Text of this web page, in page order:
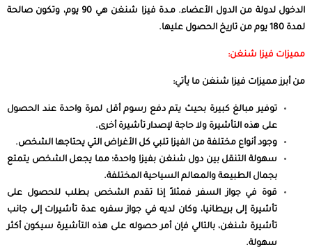
الدخول لدولة من الدول الأعضاء. مـدة فيزا شنغن هي 90 يوم، وتكون صالحة
لمدة 180 يوم من تاريخ الحصول عليها.
مميزات فيزا شنغن:
من أبرز مميزات فيزا شنغن ما يأتي:
توفير مبالغ كبيرة بحيث يتم دفع رسوم أقل لمرة واحدة عند الحصول
على هذه التأشيرة ولا حاجة لإصدار تأشيرة أخرى.
وجود أنواع مختلفة من الفيزا تلبي كل الأغراض التي يحتاجها الشخص.
سهولة التنقل بين دول شنغن بفيزا واحدة؛ مما يجعل الشخص يتمتع
بجمال الطبيعة والمعالم السياحية المختلفة.
قوة في جواز السفر فمثلاً إذا تقدم الشخص بطلب للحصول على
تأشيرة إلى بريطانيا، وكان لديه في جواز سفره عدة تأشيرات إلى جانب
تأشيرة شنغن، بالتالي فإن أمر حصوله على هذه التأشيرة سيكون أكثر
سهولة.